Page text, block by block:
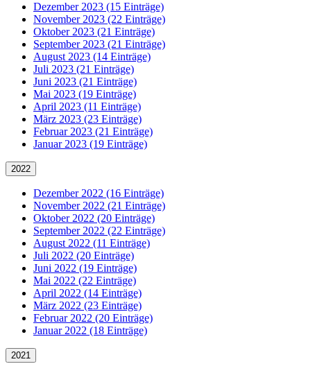
Dezember 2023 (15 Einträge)
November 2023 (22 Einträge)
Oktober 2023 (21 Einträge)
September 2023 (21 Einträge)
August 2023 (14 Einträge)
Juli 2023 (21 Einträge)
Juni 2023 (21 Einträge)
Mai 2023 (19 Einträge)
April 2023 (11 Einträge)
März 2023 (23 Einträge)
Februar 2023 (21 Einträge)
Januar 2023 (19 Einträge)
2022
Dezember 2022 (16 Einträge)
November 2022 (21 Einträge)
Oktober 2022 (20 Einträge)
September 2022 (22 Einträge)
August 2022 (11 Einträge)
Juli 2022 (20 Einträge)
Juni 2022 (19 Einträge)
Mai 2022 (22 Einträge)
April 2022 (14 Einträge)
März 2022 (23 Einträge)
Februar 2022 (20 Einträge)
Januar 2022 (18 Einträge)
2021